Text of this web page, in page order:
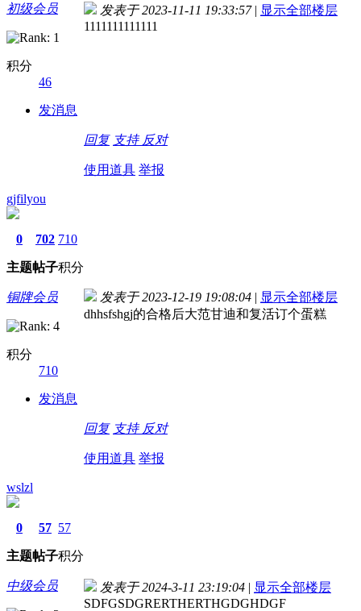
初级会员
积分
46
发消息
发表于 2023-11-11 19:33:57 | 显示全部楼层
1111111111111
回复 支持 反对
使用道具 举报
gjfilyou
0
主题
702
帖子
710
积分
铜牌会员
积分
710
发消息
发表于 2023-12-19 19:08:04 | 显示全部楼层
dhhsfshgj的合格后大范甘迪和复活订个蛋糕
回复 支持 反对
使用道具 举报
wslzl
0
主题
57
帖子
57
积分
中级会员 发表于 2024-3-11 23:19:04 | 显示全部楼层
SDFGSDGRERTHERTHGDGHDGF